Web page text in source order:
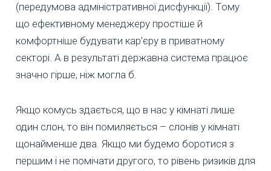
(передумова адміністративної дисфункції). Тому
що ефективному менеджеру простіше й
комфортніше будувати кар’єру в приватному
секторі. А в результаті державна система працює
значно гірше, ніж могла б.
Якщо комусь здається, що в нас у кімнаті лише
один слон, то він помиляється – слонів у кімнаті
щонайменше два. Якщо ми будемо боротися з
першим і не помічати другого, то рівень ризиків для